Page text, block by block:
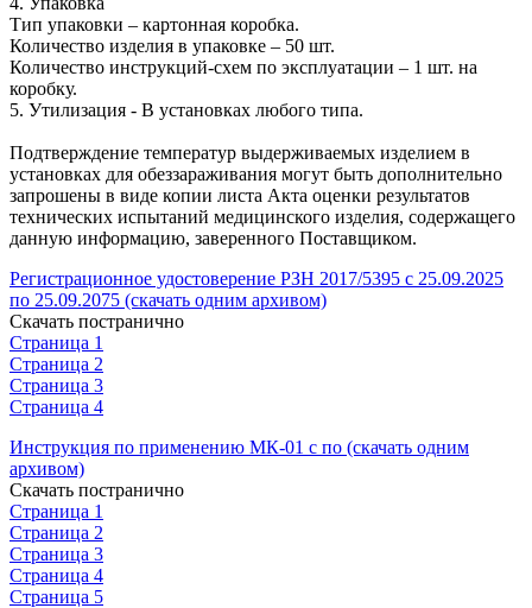
Тип упаковки – картонная коробка.
Количество изделия в упаковке – 50 шт.
Количество инструкций-схем по эксплуатации – 1 шт. на
коробку.
5. Утилизация - В установках любого типа.
Подтверждение температур выдерживаемых изделием в
установках для обеззараживания могут быть дополнительно
запрошены в виде копии листа Акта оценки результатов
технических испытаний медицинского изделия, содержащего
данную информацию, заверенного Поставщиком.
Регистрационное удостоверение РЗН 2017/5395 с 25.09.2025
по 25.09.2075 (скачать одним архивом)
Скачать постранично
Страница 1
Страница 2
Страница 3
Страница 4
Инструкция по применению МК-01 с по (скачать одним
архивом)
Скачать постранично
Страница 1
Страница 2
Страница 3
Страница 4
Страница 5